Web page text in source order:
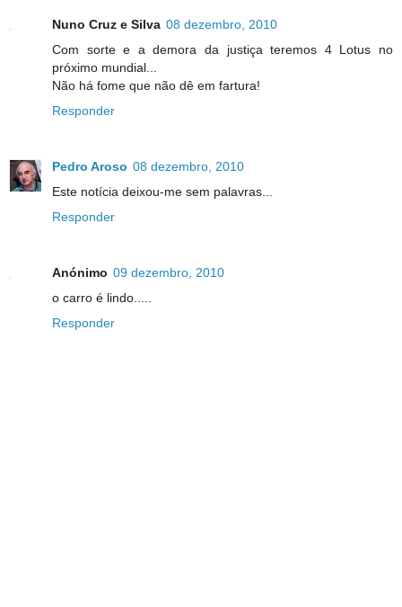
Nuno Cruz e Silva 08 dezembro, 2010
Com sorte e a demora da justiça teremos 4 Lotus no
próximo mundial...
Não há fome que não dê em fartura!
Responder
Pedro Aroso 08 dezembro, 2010
Este notícia deixou-me sem palavras...
Responder
Anónimo 09 dezembro, 2010
o carro é lindo.....
Responder